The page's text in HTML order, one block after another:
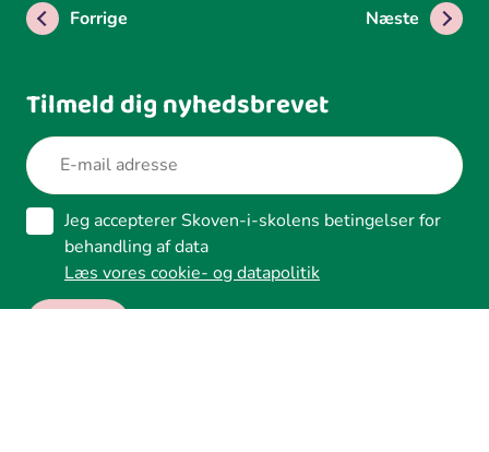
Forrige Næste
Tilmeld dig nyhedsbrevet
Jeg accepterer Skoven-i-skolens betingelser for
behandling af data
Læs vores cookie- og datapolitik